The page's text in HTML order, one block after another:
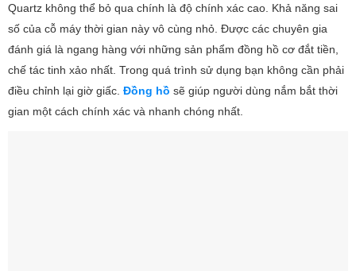
Quartz không thể bỏ qua chính là độ chính xác cao. Khả năng sai
số của cỗ máy thời gian này vô cùng nhỏ. Được các chuyên gia
đánh giá là ngang hàng với những sản phẩm đồng hồ cơ đắt tiền,
chế tác tinh xảo nhất. Trong quá trình sử dụng bạn không cần phải
điều chỉnh lại giờ giấc. Đồng hồ sẽ giúp người dùng nắm bắt thời
gian một cách chính xác và nhanh chóng nhất.